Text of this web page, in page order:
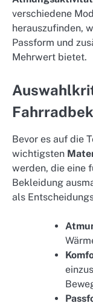
verschiedene
herauszufinden,
Passform und
Mehrwert bietet.
Bevor es auf die
wichtigsten
werden, die eine
Bekleidung
als